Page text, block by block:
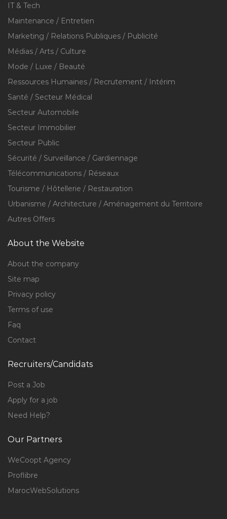
IT & Tech
Maintenance / Entretien
Marketing / Relations Publiques / Publicité
Médias / Arts / Culture
Mode / Luxe / Beauté
Ressources Humaines / Recrutement / Intérim
Santé / Secteur Médical
Secteur Automobile
Secteur Immobilier
Secteur Public
Sécurité / Surveillance / Gardiennage
Télécommunications / Réseaux
Tourisme / Hôtellerie / Restauration
Urbanisme / Architecture / Aménagement du Territoire
Autres Offers
About the Website
About the company
Site map
Privacy policy
Terms of use
Faq
Contact
Recruiters/Candidats
Post a Job
Apply for a job
Need Help?
Our Partners
WeCoopt Agency
Proflibre
MarocWebSolutions